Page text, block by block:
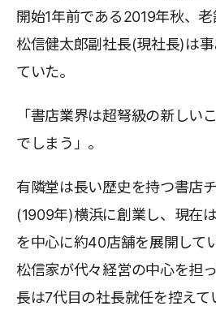
開始1年前である2019年秋、
松信健太郎副社長(現社長)は
ていた。
「書店業界は超弩級の新しい
でしまう」。
有隣堂は長い歴史を持つ書店
(1909年)横浜に創業し、現在
を中心に約40店舗を展開して
松信家が代々経営の中心を担
長は7代目の社長就任を控えて